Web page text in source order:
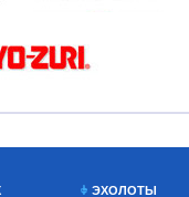
ЭХОЛОТЫ